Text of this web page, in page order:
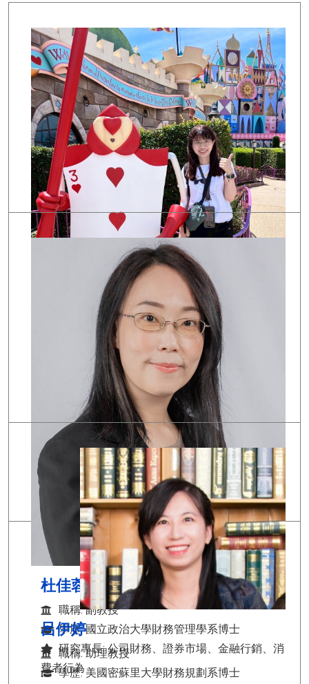
職稱: 副教授
學歷: 國立東華大學經濟學系博士
研究專長: 財務計量、行為財務、公司理財、資
Email:170340@o365.tku.edu.tw
杜佳蓉
職稱: 副教授
學歷: 國立政治大學財務管理學系博士
研究專長: 公司財務、證券市場、金融行銷、消
費者行為
呂伊婷
職稱: 助理教授
學歷: 美國密蘇里大學財務規劃系博士